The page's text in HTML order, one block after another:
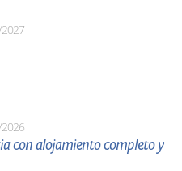
con alojamiento completo y